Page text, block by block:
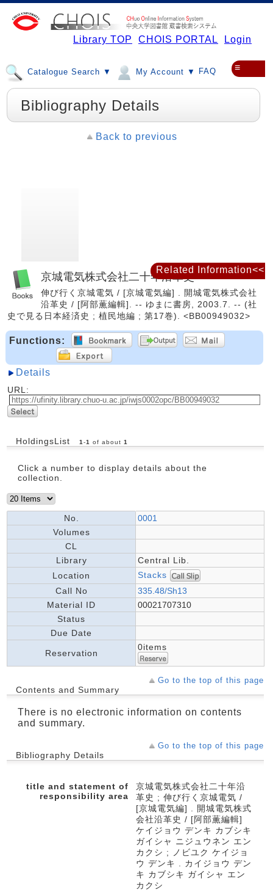
Library TOP CHOIS PORTAL Login
Catalogue Search ▼ My Account ▼ FAQ ≡
Bibliography Details
Back to previous
京城電気株式会社二十年沿革史
伸び行く京城電気 / [京城電気編] . 開城電気株式会社
沿革史 / [阿部薫編輯]. -- ゆまに書房, 2003.7. -- (社
史で見る日本経済史 ; 植民地編 ; 第17巻). <BB00949032>
Functions:
Details
URL:
HoldingsList 1 -1 of about 1
Click a number to display details about the
collection.
No.
0001
Volumes
CL
Library
Central Lib.
Location
Stacks
Call No
335.48/Sh13
Material ID
00021707310
Status
Due Date
Reservation
0items
Go to the top of this page
Contents and Summary
There is no electronic information on contents
and summary.
Go to the top of this page
Bibliography Details
title and statement of
responsibility area
京城電気株式会社二十年沿
革史 ; 伸び行く京城電気 /
[京城電気編] . 開城電気株式
会社沿革史 / [阿部薫編輯]
ケイジョウ デンキ カブシキ
ガイシャ ニジュウネン エン
カクシ ; ノビユク ケイジョ
ウ デンキ . カイジョウ デン
キ カブシキ ガイシャ エン
カクシ
Related Information<<